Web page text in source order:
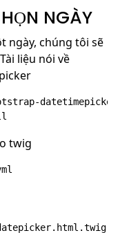
NGÀY
ngày, chúng tôi sẽ
liệu nói về
datetimepicker
twig